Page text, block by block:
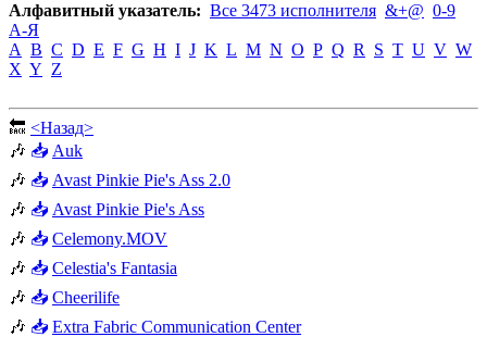
Алфавитный указатель: Все 3473 исполнителя &+@ 0-9
А-Я
A B C D E F G H I J K L M N O P Q R S T U V W
X Y Z
🔙 <Назад>
🎶 📥 Auk
🎶 📥 Avast Pinkie Pie's Ass 2.0
🎶 📥 Avast Pinkie Pie's Ass
🎶 📥 Celemony.MOV
🎶 📥 Celestia's Fantasia
🎶 📥 Cheerilife
🎶 📥 Extra Fabric Communication Center